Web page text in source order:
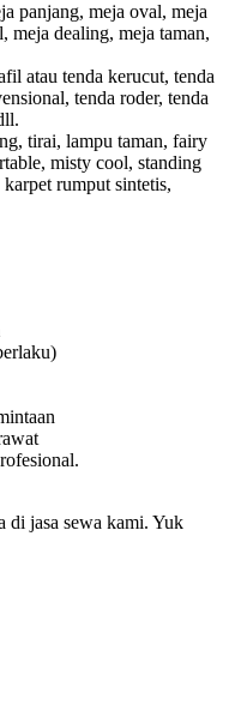
panjang, meja oval, meja
meja dealing, meja taman,
atau tenda kerucut, tenda
tenda roder, tenda
tirai, lampu taman, fairy
misty cool, standing
rumput sintetis,
di jasa sewa kami. Yuk